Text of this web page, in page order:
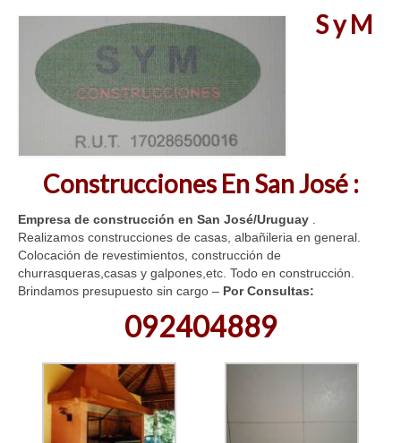
Servicio Tecnico Lavarropas
Pintor De Casas
Sanitarios
Técnico En Aires Acondicionados
Carpinteros
Cerrajeros
Vidrierias
Constructor Albañil
S y M
Construcciones En San José :
Empresa de construcción en San José/Uruguay .
Realizamos construcciones de casas, albañileria en general.
Colocación de revestimientos, construcción de
churrasqueras,casas y galpones,etc. Todo en construcción.
Brindamos presupuesto sin cargo – Por Consultas:
092404889